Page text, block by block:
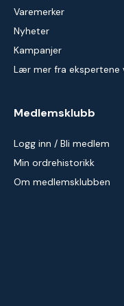
Varemerker
Nyheter
Kampanjer
Lær mer fra ekspertene
Medlemsklubb
Logg inn / Bli medlem
Min ordrehistorikk
Om medlemsklubben